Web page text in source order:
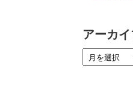
アーカ